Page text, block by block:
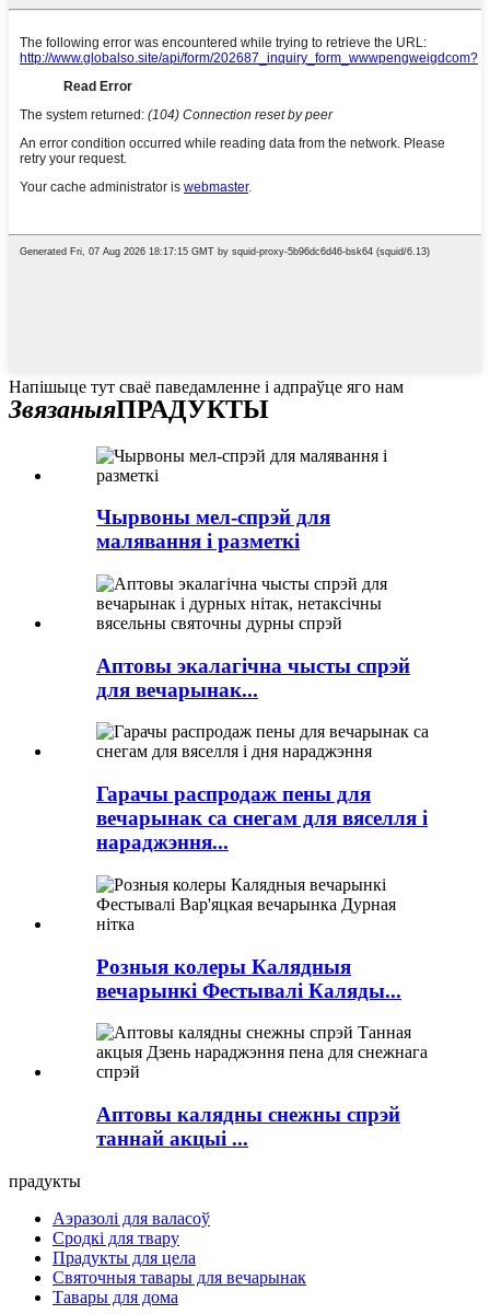
Напішыце тут сваё паведамленне і адпраўце яго нам
ЗвязаныяПРАДУКТЫ
Чырвоны мел-спрэй для
малявання і разметкі
Аптовы экалагічна чысты спрэй
для вечарынак...
Гарачы распродаж пены для
вечарынак са снегам для вяселля і
нараджэння...
Розныя колеры Калядныя
вечарынкі Фестывалі Каляды...
Аптовы калядны снежны спрэй
таннай акцыі ...
прадукты
Аэразолі для валасоў
Сродкі для твару
Прадукты для цела
Святочныя тавары для вечарынак
Тавары для дома